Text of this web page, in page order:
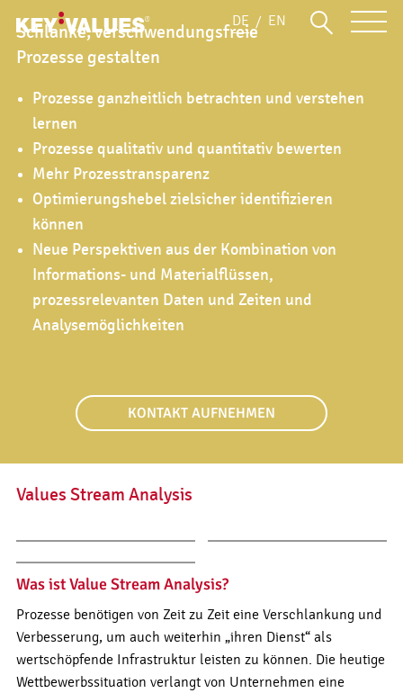
DE EN
Schlanke, verschwendungsfreie
Prozesse gestalten
Prozesse ganzheitlich betrachten und verstehen
lernen
Prozesse qualitativ und quantitativ bewerten
Mehr Prozesstransparenz
Optimierungshebel zielsicher identifizieren
können
Neue Perspektiven aus der Kombination von
Informations- und Materialflüssen,
prozessrelevanten Daten und Zeiten und
Analysemöglichkeiten
KONTAKT AUFNEHMEN
Values Stream Analysis
Was ist Value Stream Analysis?
Prozesse benötigen von Zeit zu Zeit eine Verschlankung und
Verbesserung, um auch weiterhin „ihren Dienst“ als
wertschöpfende Infrastruktur leisten zu können. Die heutige
Wettbewerbssituation verlangt von Unternehmen eine